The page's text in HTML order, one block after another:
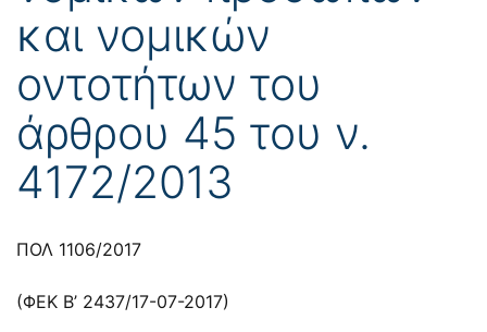
και νομικών
οντοτήτων του
άρθρου 45 του ν.
4172/2013
ΠΟΛ 1106/2017
(ΦΕΚ Β’ 2437/17-07-2017)